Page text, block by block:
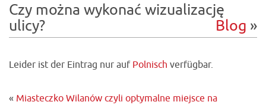
Czy można wykonać wizualizację
ulicy?
Blog »
Leider ist der Eintrag nur auf Polnisch verfügbar.
« Miasteczko Wilanów czyli optymalne miejsce na